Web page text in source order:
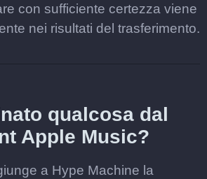
con sufficiente certezza viene
nei risultati del trasferimento.
qualcosa dal
Apple Music?
a Hype Machine la